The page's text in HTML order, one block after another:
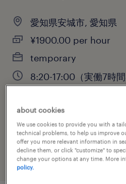
愛知県安城市, 愛知県
¥1900.00 per hour
temporary
8:20-17:00（実働7時
job category
information technology
about cookies
We use cookies to provide you with a
technical problems, to help us improve
offer you more relevant information in
decline them, or click "customize" to
change your options at any time. More
policy.